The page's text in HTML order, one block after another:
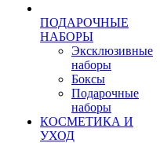
ПОДАРОЧНЫЕ
НАБОРЫ
Эксклюзивные
наборы
Боксы
Подарочные
наборы
КОСМЕТИКА И
УХОД